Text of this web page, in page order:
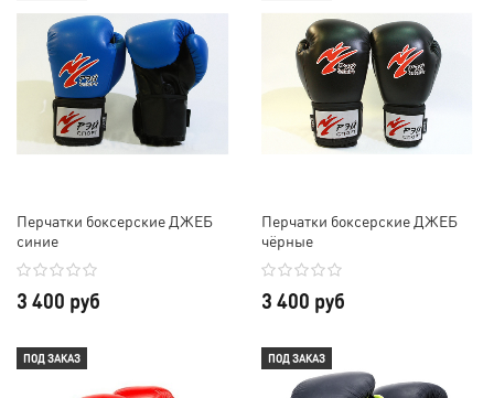
Перчатки боксерские ДЖЕБ
синие
3 400 руб
Перчатки боксерские ДЖЕБ
чёрные
3 400 руб
ПОД ЗАКАЗ ПОД ЗАКАЗ